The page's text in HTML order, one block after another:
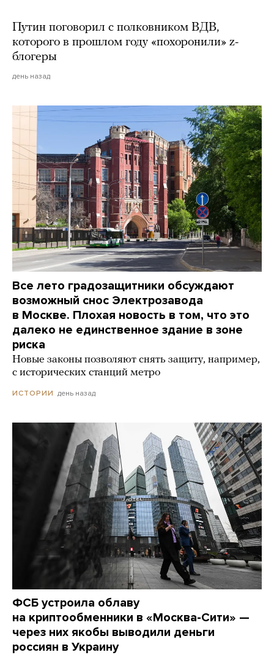
Путин поговорил с полковником ВДВ,
которого в прошлом году «похоронили» z-
блогеры
день назад
Все лето градозащитники обсуждают
возможный снос Электрозавода
в Москве. Плохая новость в том, что это
далеко не единственное здание в зоне
риска
Новые законы позволяют снять защиту, например,
с исторических станций метро
ИСТОРИИ день назад
ФСБ устроила облаву
на криптообменники в «Москва-Сити» —
через них якобы выводили деньги
россиян в Украину